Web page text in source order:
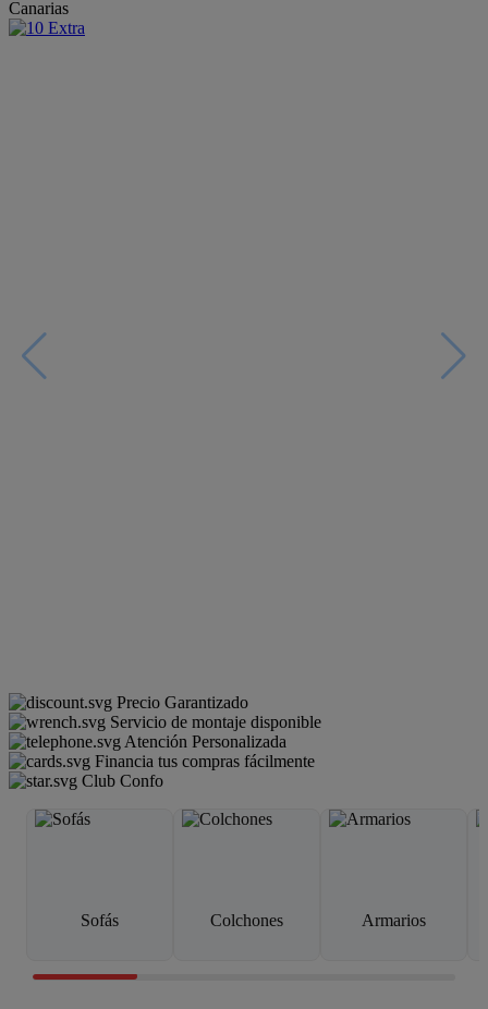
Canarias
Precio Garantizado
Servicio de montaje disponible
Atención Personalizada
Financia tus compras fácilmente
Club Confo
Sofás Colchones Armarios